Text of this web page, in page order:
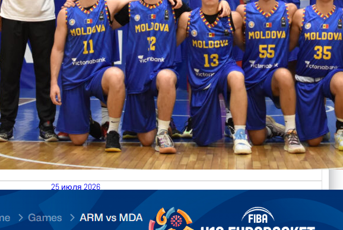
25 июля 2026
26.07.2026 Armenia vs Moldova FIBA U18 EuroBasket 2026,
Division C